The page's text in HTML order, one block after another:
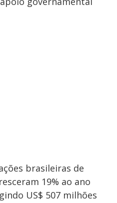
brasileiras de
19% ao ano
US$ 507 milhões